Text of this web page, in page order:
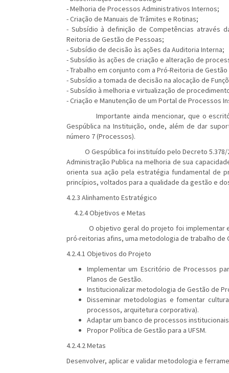
- Melhoria de Processos Administrativos Internos;
- Criação de Manuais de Trâmites e Rotinas;
- Subsídio à definição de Competências através
Reitoria de Gestão de Pessoas;
- Subsídio de decisão às ações da Auditoria Interna;
- Subsídio às ações de criação e alteração de
- Trabalho em conjunto com a Pró-Reitoria de
- Subsídio a tomada de decisão na alocação de
- Subsídio à melhoria e virtualização de
- Criação e Manutenção de um Portal de Processos
Importante ainda mencionar, que o
Gespública na Instituição, onde, além de dar
número 7 (Processos).
O Gespública foi instituído pelo Decreto 5.378/
Administração Publica na melhoria de sua
orienta sua ação pela estratégia fundamental de
princípios, voltados para a qualidade da gestão e
4.2.3 Alinhamento Estratégico
4.2.4 Objetivos e Metas
O objetivo geral do projeto foi implementar e
pró-reitorias afins, uma metodologia de trabalho
4.2.4.1 Objetivos do Projeto
Implementar um Escritório de Processos
Planos de Gestão.
Institucionalizar metodologia de Gestão de
Disseminar metodologias e fomentar
processos, arquitetura corporativa).
Adaptar um banco de processos
Propor Política de Gestão para a UFSM.
4.2.4.2 Metas
Desenvolver, aplicar e validar metodologia e